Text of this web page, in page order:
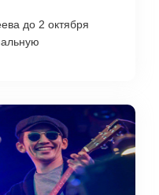
до 2 октября